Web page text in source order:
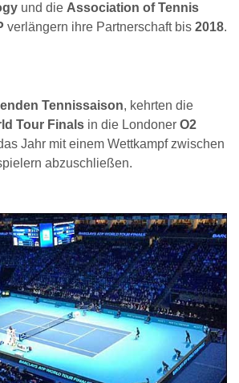
und die Association of Tennis
verlängern ihre Partnerschaft bis 2018.
Tennissaison, kehrten die
Tour Finals in die Londoner O2
Jahr mit einem Wettkampf zwischen
abzuschließen.